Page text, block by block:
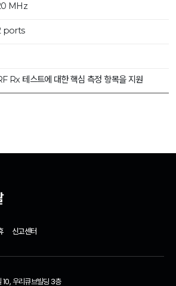
MHz
ports
Rx 테스트에 대한 핵심 측정 항목을 지원
신고센터
10, 우리큐브빌딩 3층